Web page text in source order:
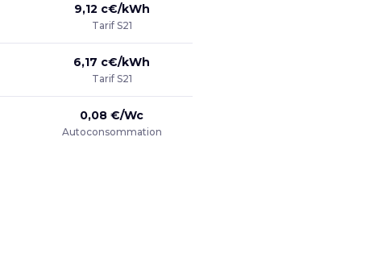
9,12 c€/kWh
Tarif S21
6,17 c€/kWh
Tarif S21
0,08 €/Wc
Autoconsommation